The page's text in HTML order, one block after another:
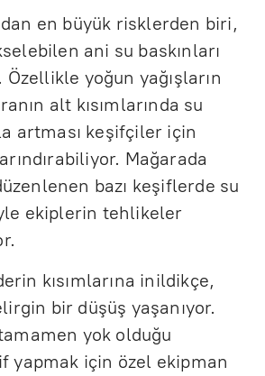
en büyük risklerden biri,
ani su baskınları
yoğun yağışların
alt kısımlarında su
artması keşifçiler için
Mağarada
bazı keşiflerde su
ekiplerin tehlikeler
kısımlarına inildikçe,
bir düşüş yaşanıyor.
tamamen yok olduğu
yapmak için özel ekipman